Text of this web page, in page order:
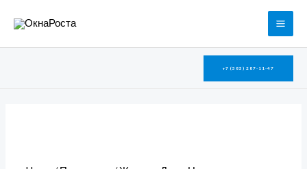
содержимому
+7 (383) 287-11-47